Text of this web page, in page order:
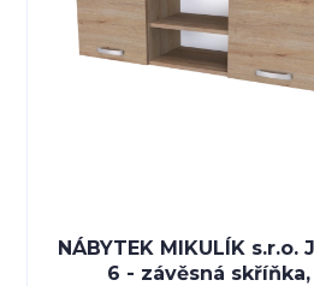
NÁBYTEK MIKULÍK s.r.o.
6 - závěsná skříňka,